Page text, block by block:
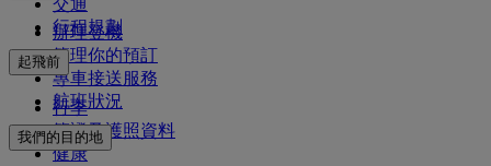
行程規劃
辦理登機
管理你的預訂
專車接送服務
航班狀況
起飛前
行李
簽證及護照資料
健康
我們的目的地